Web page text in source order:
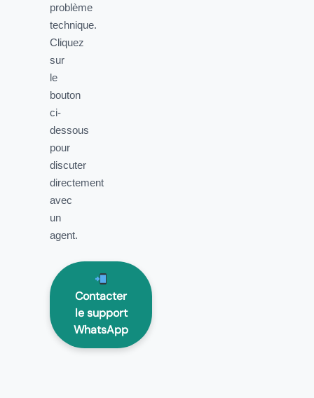
problème
technique.
Cliquez
sur
le
bouton
ci-
dessous
pour
discuter
directement
avec
un
agent.
Contacter
le support
WhatsApp